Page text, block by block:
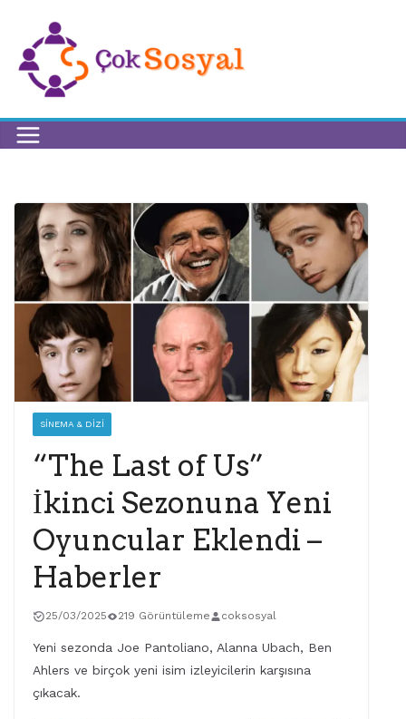
SINEMA & DIZI
“The Last of Us”
İkinci Sezonuna Yeni
Oyuncular Eklendi –
Haberler
25/03/2025 219 Görüntüleme coksosyal
Yeni sezonda Joe Pantoliano, Alanna Ubach, Ben
Ahlers ve birçok yeni isim izleyicilerin karşısına
çıkacak.